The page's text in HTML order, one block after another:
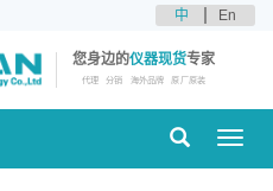
中 En
您身边的仪器现货专家
代理 分销 海外品牌 原厂原装